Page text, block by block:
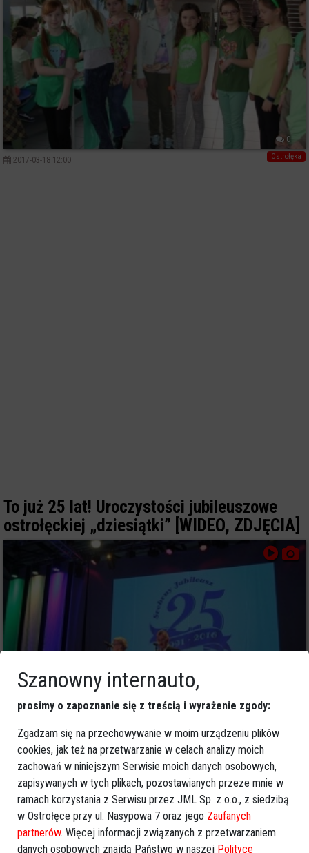
0
Ostrołęka
2017-03-18 12:00
To już 25 lat! Uroczystości jubileuszowe
ostrołęckiej „dziesiątki” [WIDEO, ZDJĘCIA]
Ostrołęka
2016-06-20 14:44
Anglojęzyczna wersja baśni o Kopciuszku w
wykonaniu uczniów z „dziesiątki”
[ZDJĘCIA]
Szanowny internauto,
prosimy o zapoznanie się z treścią i wyrażenie zgody:
Zgadzam się na przechowywanie w moim urządzeniu plików
cookies, jak też na przetwarzanie w celach analizy moich
zachowań w niniejszym Serwisie moich danych osobowych,
zapisywanych w tych plikach, pozostawianych przeze mnie w
ramach korzystania z Serwisu przez JML Sp. z o.o., z siedzibą
w Ostrołęce przy ul. Nasypowa 7 oraz jego Zaufanych
partnerów. Więcej informacji związanych z przetwarzaniem
danych osobowych znajdą Państwo w naszej Polityce